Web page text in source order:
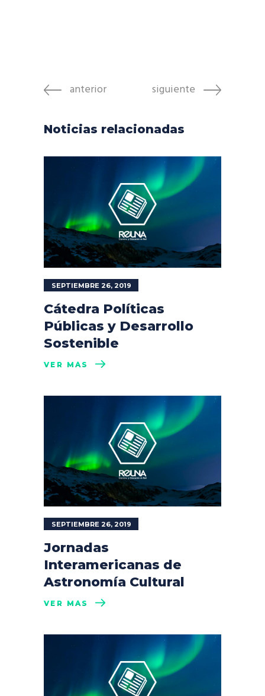
anterior siguiente
Noticias relacionadas
SEPTIEMBRE 26, 2019
Cátedra Políticas
Públicas y Desarrollo
Sostenible
VER MÁS
SEPTIEMBRE 26, 2019
Jornadas
Interamericanas de
Astronomía Cultural
VER MÁS